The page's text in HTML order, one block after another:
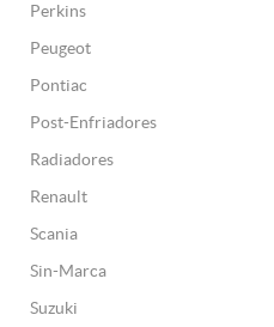
Perkins
Peugeot
Pontiac
Post-Enfriadores
Radiadores
Renault
Scania
Sin-Marca
Suzuki